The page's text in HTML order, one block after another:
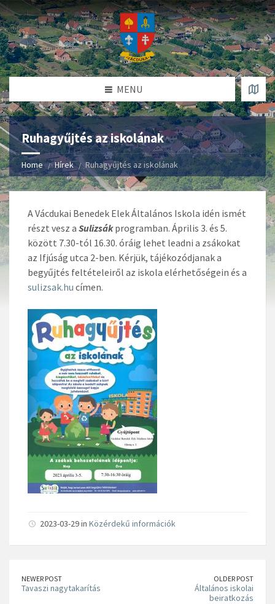
MENU
Ruhagyűjtés az iskolának
Home Hírek Ruhagyűjtés az iskolának
A Vácdukai Benedek Elek Általános Iskola idén ismét
részt vesz a Sulizsákprogramban. Április 3. és 5.
között 7.30-tól 16.30. óráig lehet leadni a zsákokat
az Ifjúság utca 2-ben. Kérjük, tájékozódjanak a
begyűjtés feltételeiről az iskola elérhetőségein és a
sulizsak.hu címen.
2023-03-29 in Közérdekű információk
NEWER POST
Tavaszi nagytakarítás
OLDER POST
Általános iskolai
beiratkozás